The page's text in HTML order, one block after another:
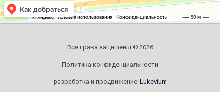
Все права защищены © 2026
Политика конфиденциальности
разработка и продвижение: Lukevium